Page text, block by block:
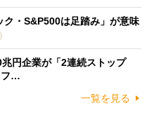
ク・S&P500は足踏み」が意味
兆円企業が「2連続ストップ
フ…
一覧を見る